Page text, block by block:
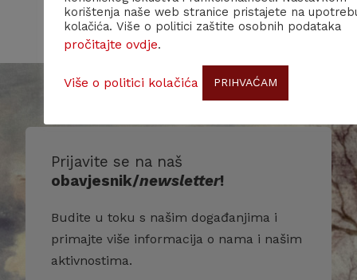
Prijavite se na naš
obavjesnik/newsletter!
Budite u toku s našim događanjima i
primajte više informacija o nama i našim
aktivnostima.
korištenja naše web stranice pristajete na
kolačića. Više o politici zaštite osobnih podataka
pročitajte ovdje.
Više o politici kolačića PRIHVAĆAM